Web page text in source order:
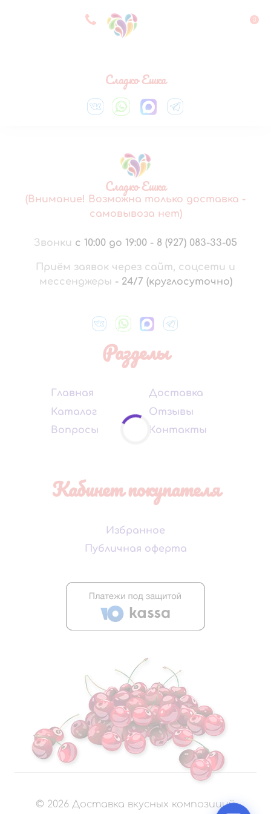
8 927 083 33 05 0
Сладко Ешка
Сладко Ешка
(Внимание! Возможна только доставка -
самовывоза нет)
Звонки с 10:00 до 19:00 - 8 (927) 083-33-05
Приём заявок через сайт, соцсети и
мессенджеры - 24/7 (круглосуточно)
Разделы
Главная
Каталог
Вопросы
Доставка
Отзывы
Контакты
Кабинет покупателя
Избранное
Публичная оферта
© 2026 Доставка вкусных композиций